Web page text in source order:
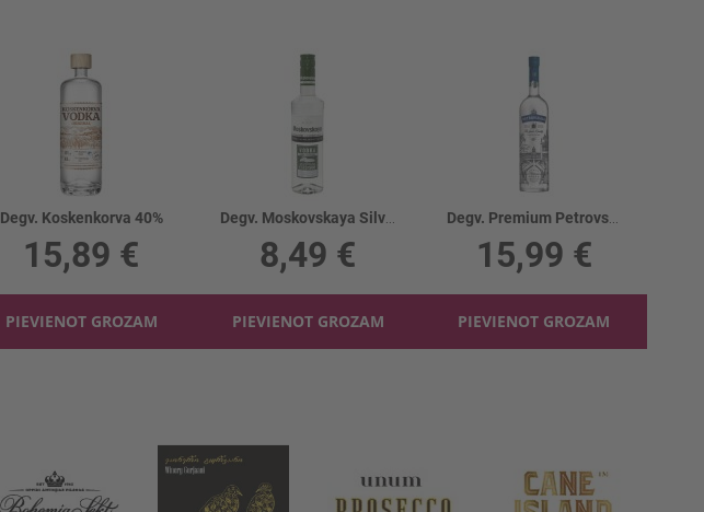
Degv. Koskenkorva 40%
15,89 €
PIEVIENOT GROZAM
Degv. Moskovskaya Silver 40%
8,49 €
PIEVIENOT GROZAM
Degv. Premium Petrovskaja 40%
15,99 €
PIEVIENOT GROZAM